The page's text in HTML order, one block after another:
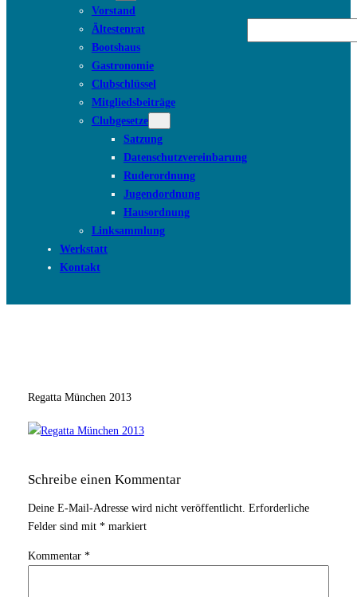
Vorstand
Ältestenrat
Bootshaus
Gastronomie
Clubschlüssel
Mitgliedsbeiträge
Clubgesetze
Satzung
Datenschutzvereinbarung
Ruderordnung
Jugendordnung
Hausordnung
Linksammlung
Werkstatt
Kontakt
Regatta München 2013
Schreibe einen Kommentar
Deine E-Mail-Adresse wird nicht veröffentlicht. Erforderliche
Felder sind mit *markiert
Kommentar *